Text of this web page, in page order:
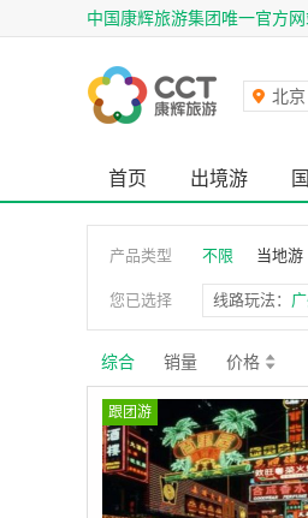
中国康辉旅游集团唯一官方
北京
首页 出境游
产品类型 不限 当地游
您已选择 线路玩法：
综合 销量 价格
跟团游